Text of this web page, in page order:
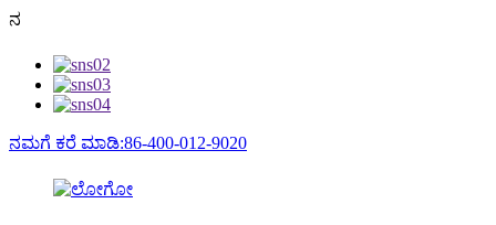
ನ
ನಮಗೆ ಕರೆ ಮಾಡಿ:86-400-012-9020